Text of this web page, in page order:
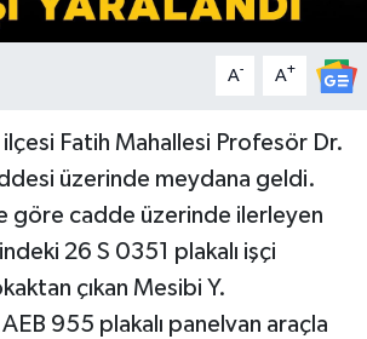
A- A+
ilçesi Fatih Mahallesi Profesör Dr.
üzerinde meydana geldi.
göre cadde üzerinde ilerleyen
26 S 0351 plakalı işçi
çıkan Mesibi Y.
955 plakalı panelvan araçla